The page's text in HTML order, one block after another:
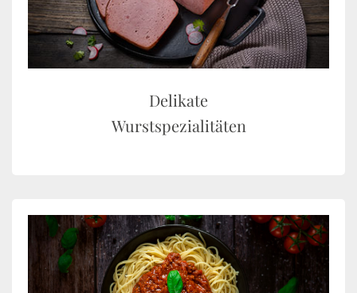
Delikate
Wurstspezialitäten